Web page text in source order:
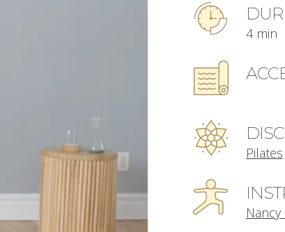
4 min
Pilates
Nancy